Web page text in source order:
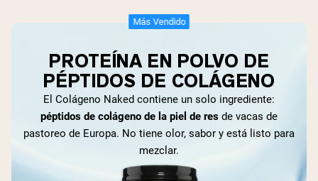
Más Vendido
PROTEÍNA EN POLVO DE
PÉPTIDOS DE COLÁGENO
El Colágeno Naked contiene un solo ingrediente:
péptidos de colágeno de la piel de res de vacas de
pastoreo de Europa. No tiene olor, sabor y está listo para
mezclar.